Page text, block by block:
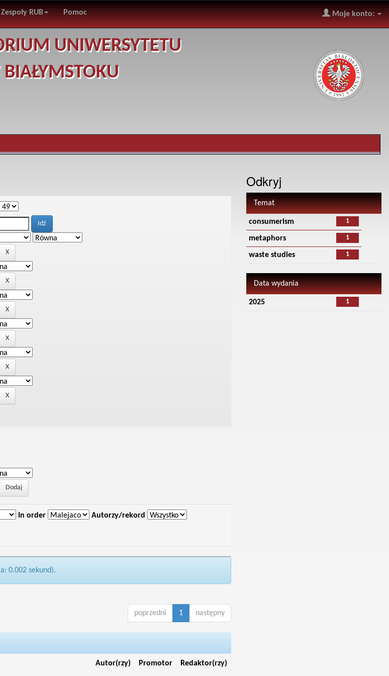
Zespoły RUB Pomoc Moje konto:
UNIWERSYTETU
In order Autorzy/rekord
0.002 sekund).
poprzedni 1 następny
Autor(rzy) Promotor Redaktor(rzy)
Odkryj
Temat
1
consumerism
1
metaphors
1
waste studies
Data wydania
1
2025